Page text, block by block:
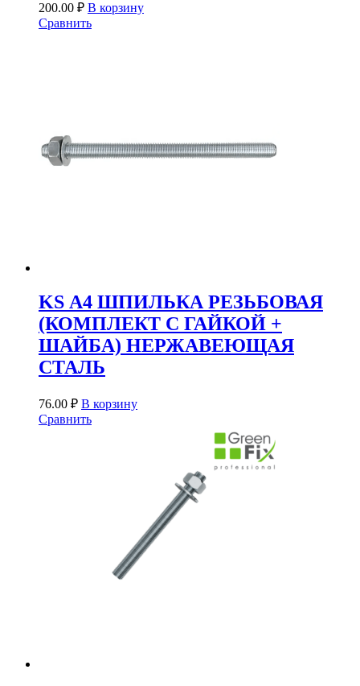
200.00 ₽ В корзину
Сравнить
KS А4 ШПИЛЬКА РЕЗЬБОВАЯ
(КОМПЛЕКТ С ГАЙКОЙ +
ШАЙБА) НЕРЖАВЕЮЩАЯ
СТАЛЬ
76.00 ₽ В корзину
Сравнить